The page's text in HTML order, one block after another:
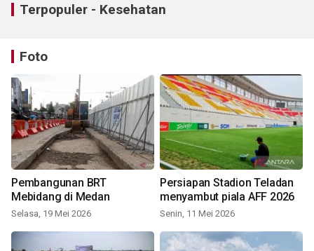
Terpopuler - Kesehatan
Foto
Pembangunan BRT
Mebidang di Medan
Selasa, 19 Mei 2026
Persiapan Stadion Teladan
menyambut piala AFF 2026
Senin, 11 Mei 2026